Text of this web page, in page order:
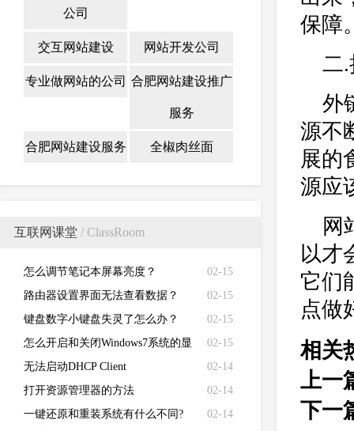
公司
交互网站建设 网站开发公司
专业做网站的公司 合肥网站建设推广
服务
合肥网站建设服务 全椒肉丝面
互联网课堂 / ClassRoom
02-15
怎么调节笔记本屏幕亮度？
02-15
路由器设置界面无法查看数据？
02-15
键盘数字小键盘失灵了怎么办？
02-15
怎么开启和关闭Windows7系统的显
卡硬件加速功能
02-14
无法启动DHCP Client
02-14
打开资源管理器的方法
02-14
一键还原和重装系统有什么不同?
保障
二
外
源不
展的
源应
网
以才
它们
点做
相关
上一
下一